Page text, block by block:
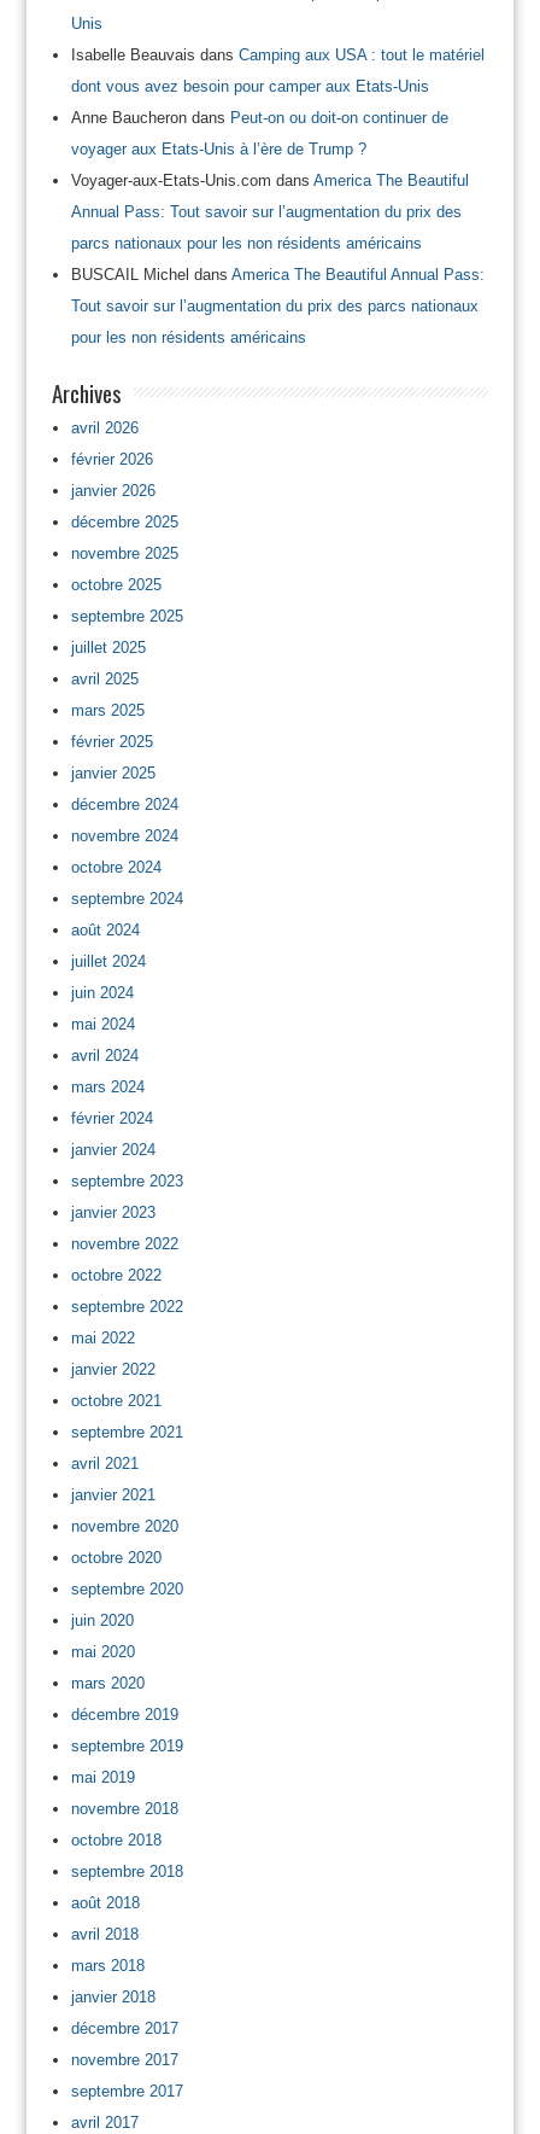
Unis
Isabelle Beauvais dans Camping aux USA : tout le matériel
dont vous avez besoin pour camper aux Etats-Unis
Anne Baucherondans Peut-on ou doit-on continuer de
voyager aux Etats-Unis à l’ère de Trump ?
Voyager-aux-Etats-Unis.com dans America The Beautiful
Annual Pass: Tout savoir sur l’augmentation du prix des
parcs nationaux pour les non résidents américains
BUSCAIL Michel dans America The Beautiful Annual Pass:
Tout savoir sur l’augmentation du prix des parcs nationaux
pour les non résidents américains
Archives
avril 2026
février 2026
janvier 2026
décembre 2025
novembre 2025
octobre 2025
septembre 2025
juillet 2025
avril 2025
mars 2025
février 2025
janvier 2025
décembre 2024
novembre 2024
octobre 2024
septembre 2024
août 2024
juillet 2024
juin 2024
mai 2024
avril 2024
mars 2024
février 2024
janvier 2024
septembre 2023
janvier 2023
novembre 2022
octobre 2022
septembre 2022
mai 2022
janvier 2022
octobre 2021
septembre 2021
avril 2021
janvier 2021
novembre 2020
octobre 2020
septembre 2020
juin 2020
mai 2020
mars 2020
décembre 2019
septembre 2019
mai 2019
novembre 2018
octobre 2018
septembre 2018
août 2018
avril 2018
mars 2018
janvier 2018
décembre 2017
novembre 2017
septembre 2017
avril 2017